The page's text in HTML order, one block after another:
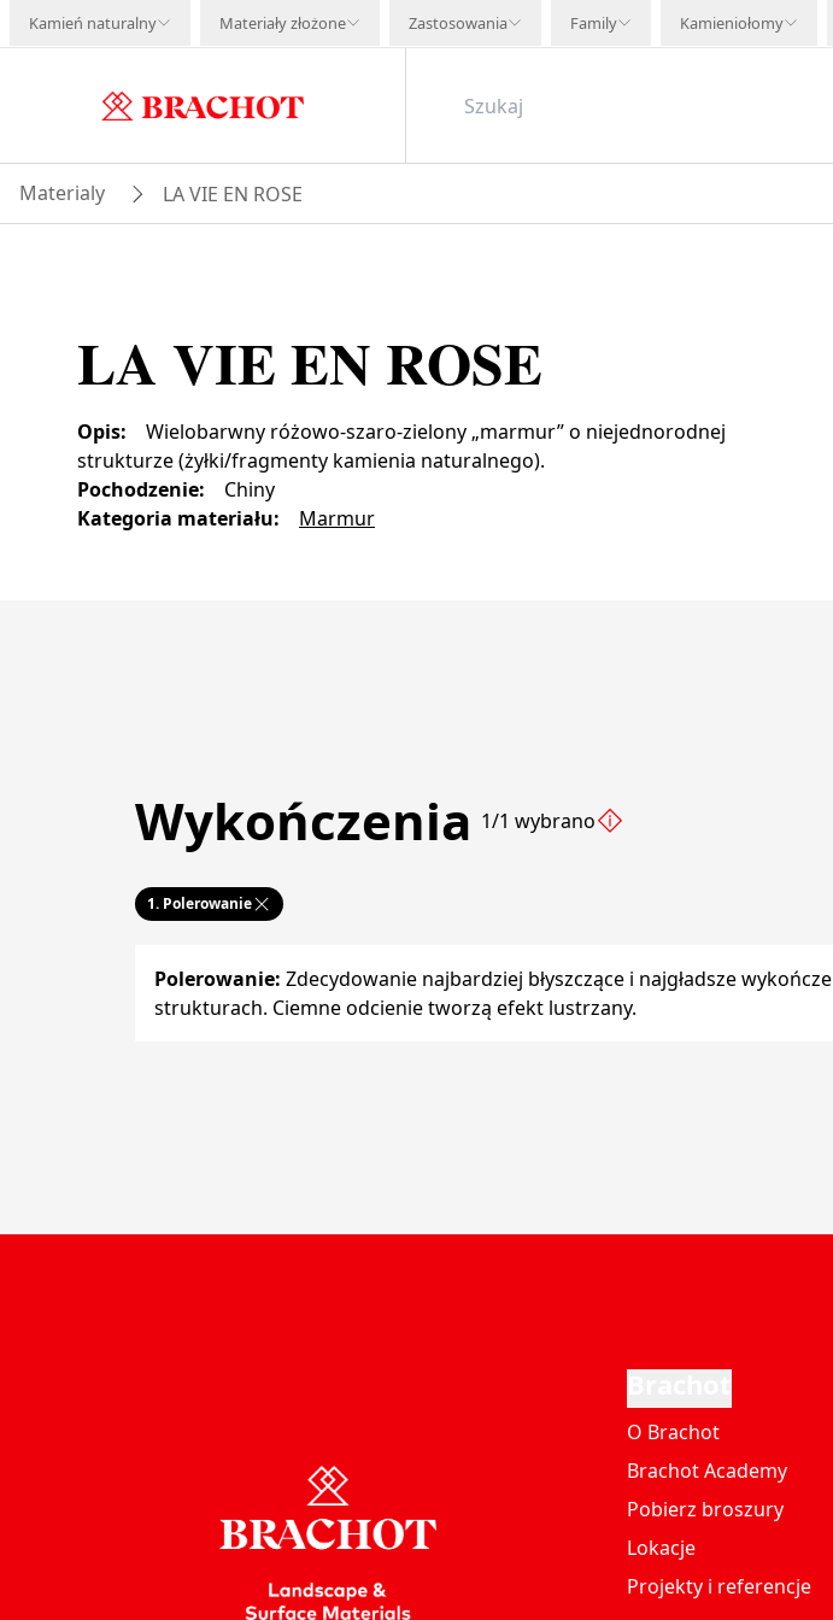
Kamień naturalny Materiały złożone Zastosowania Family Kamieniołomy
Materialy LA VIE EN ROSE
LA VIE EN ROSE
Opis:
Wielobarwny różowo-szaro-zielony „marmur” o niejednorodnej
strukturze (żyłki/fragmenty kamienia naturalnego).
Pochodzenie:
Chiny
Kategoria materiału: Marmur
Wykończenia 1/1 wybrano
1. Polerowanie
Polerowanie: Zdecydowanie najbardziej błyszczące i najgładsze
strukturach. Ciemne odcienie tworzą efekt lustrzany.
O Brachot
Brachot Academy
Pobierz broszury
Lokacje
Projekty i referencje